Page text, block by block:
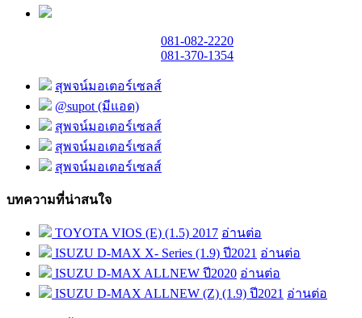
081-082-2220
081-370-1354
สุพจน์มอเตอร์เซลส์
@supot (มีแอด)
สุพจน์มอเตอร์เซลส์
สุพจน์มอเตอร์เซลส์
สุพจน์มอเตอร์เซลส์
บทความที่น่าสนใจ
TOYOTA VIOS (E) (1.5) 2017 อ่านต่อ
ISUZU D-MAX X- Series (1.9) ปี2021 อ่านต่อ
ISUZU D-MAX ALLNEW ปี2020 อ่านต่อ
ISUZU D-MAX ALLNEW (Z) (1.9) ปี2021 อ่านต่อ